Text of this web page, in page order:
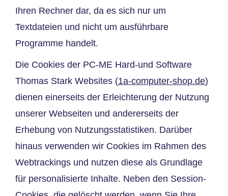
Ihren Rechner dar, da es sich nur um
Textdateien und nicht um ausführbare
Programme handelt.
Die Cookies der PC-ME Hard-und Software
Thomas Stark Websites (1a-computer-shop.de)
dienen einerseits der Erleichterung der Nutzung
unserer Webseiten und andererseits der
Erhebung von Nutzungsstatistiken. Darüber
hinaus verwenden wir Cookies im Rahmen des
Webtrackings und nutzen diese als Grundlage
für personalisierte Inhalte. Neben den Session-